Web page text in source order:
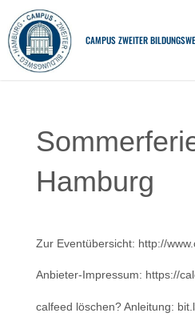
content
CAMPUSZWEITERBILDUNGSW
Hamburg
Zur Eventübersicht: http://
Anbieter-Impressum: https://
calfeed löschen? Anleitung: